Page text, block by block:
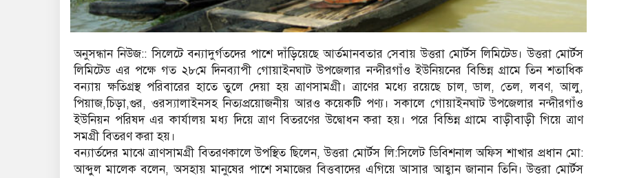
অনুসন্ধান নিউজ:: সিলেটে বন্যাদুর্গতদের পাশে দাঁড়িয়েছে আর্তমানবতার সেবায় উত্তরা মোর্টস লিমিটেড। উত্তরা মোর্টস
লিমিটেড এর পক্ষে গত ২৮মে দিনব্যাপী গোয়াইনঘাট উপজেলার নন্দীরগাঁও ইউনিয়নের বিভিন্ন গ্রামে তিন শতাধিক
বন্যায় ক্ষতিগ্রস্থ পরিবারের হাতে তুলে দেয়া হয় ত্রাণসামগ্রী। ত্রাণের মধ্যে রয়েছে চাল, ডাল, তেল, লবণ, আলু,
পিয়াজ,চিড়া,গুর, ওরস্যালাইনসহ নিত্যপ্রয়োজনীয় আরও কয়েকটি পণ্য। সকালে গোয়াইনঘাট উপজেলার নন্দীরগাঁও
ইউনিয়ন পরিষদ এর কার্যালয় মধ্য দিয়ে ত্রাণ বিতরণের উদ্বোধন করা হয়। পরে বিভিন্ন গ্রামে বাড়ীবাড়ী গিয়ে ত্রাণ
সমগ্রী বিতরণ করা হয়।
বন্যার্তদের মাঝে ত্রাণসামগ্রী বিতরণকালে উপস্থিত ছিলেন, উত্তরা মোর্টস লি:সিলেট ডিবিশনাল অফিস শাখার প্রধান মো:
আব্দুল মালেক বলেন, অসহায় মানুষের পাশে সমাজের বিত্তবাদের এগিয়ে আসার আহ্বান জানান তিনি। উত্তরা মোর্টস